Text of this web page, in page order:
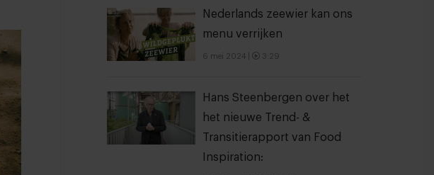
Nederlands zeewier kan ons
menu verrijken
6 mei 2024 3:29
Hans Steenbergen over het
het nieuwe Trend- &
Transitierapport van Food
Inspiration: